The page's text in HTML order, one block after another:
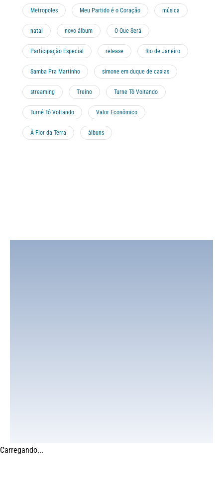
Metropoles Meu Partido é o Coração música
natal novo álbum O Que Será
Participação Especial release Rio de Janeiro
Samba Pra Martinho simone em duque de caxias
streaming Treino Turne Tô Voltando
Turnê Tô Voltando Valor Econômico
À Flor da Terra álbuns
Carregando...